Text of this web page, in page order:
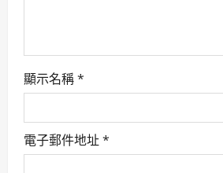
顯示名稱*
電子郵件地址*